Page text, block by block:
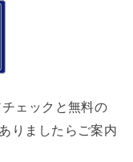
ェックと無料の
りましたらご案内